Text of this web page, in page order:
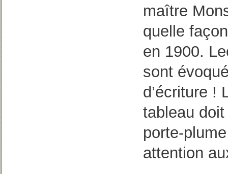
maître
quelle
en 1900.
sont
d’écriture !
tableau
porte-
attention